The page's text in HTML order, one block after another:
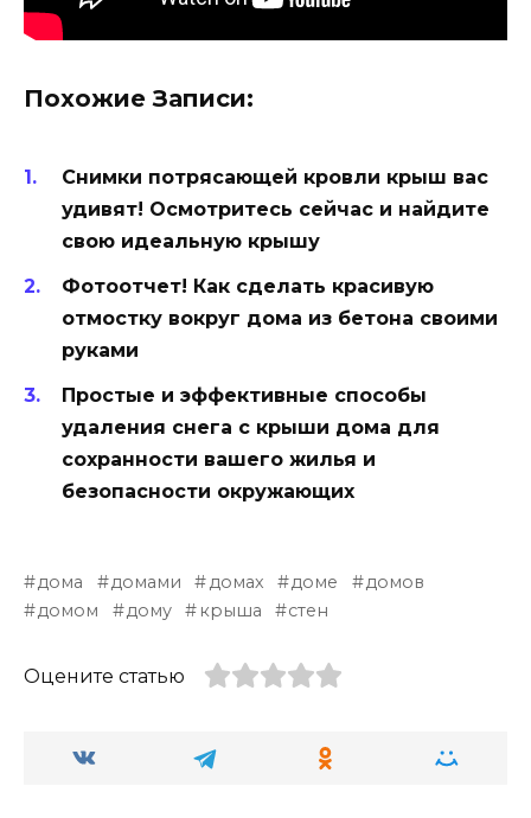
Похожие Записи:
Снимки потрясающей кровли крыш вас
удивят! Осмотритесь сейчас и найдите
свою идеальную крышу
Фотоотчет! Как сделать красивую
отмостку вокруг дома из бетона своими
руками
Простые и эффективные способы
удаления снега с крыши дома для
сохранности вашего жилья и
безопасности окружающих
дома домами домах доме
домов
домом
дому крыша стен
Оцените статью